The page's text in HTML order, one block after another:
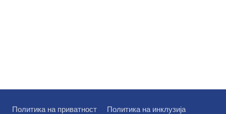
Политика на приватност
Политика на инклузија